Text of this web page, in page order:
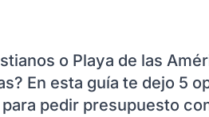
o Playa de las
En esta guía te dejo 5
pedir presupuesto